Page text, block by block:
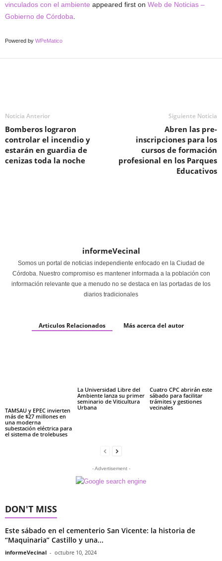
vinculados con el ambiente appeared first on Web de Noticias –
Gobierno de Córdoba
Powered by WPeMatico
Noticia Anterior
Bomberos lograron
controlar el incendio y
estarán en guardia de
cenizas toda la noche
Siguiente Noticia
Abren las pre-
inscripciones para los
cursos de formación
profesional en los Parques
Educativos
informeVecinal
Somos un portal de noticias independiente enfocado en la Ciudad de
Córdoba. Nuestro compromiso es mantener informada a la población con
información relevante que a menudo no se destaca en las portadas de los
diarios tradicionales
Articulos Relacionados Más acerca del autor
TAMSAU y EPEC invierten
más de $27 millones en
una moderna
subestación eléctrica para
el sistema de trolebuses
La Universidad Libre del
Ambiente lanza su primer
seminario de Viticultura
Urbana
Cuatro CPC abrirán este
sábado para facilitar
trámites y gestiones
vecinales
- Advertisement -
DON'T MISS
Este sábado en el cementerio San Vicente: la historia de
“Maquinaria” Castillo y una...
informeVecinal - octubre 10, 2024